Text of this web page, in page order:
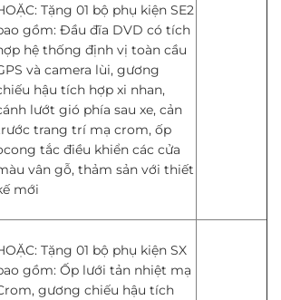
Tặng 01 bộ phụ kiện SE2
gồm: Đầu đĩa DVD có tích
hệ thống định vị toàn cầu
và camera lùi, gương
hậu tích hợp xi nhan,
lướt gió phía sau xe, cản
trang trí mạ crom, ốp
tắc điều khiển các cửa
vân gỗ, thảm sản với thiết
mới
Tặng 01 bộ phụ kiện SX
gồm: Ốp lưới tản nhiệt mạ
gương chiếu hậu tích